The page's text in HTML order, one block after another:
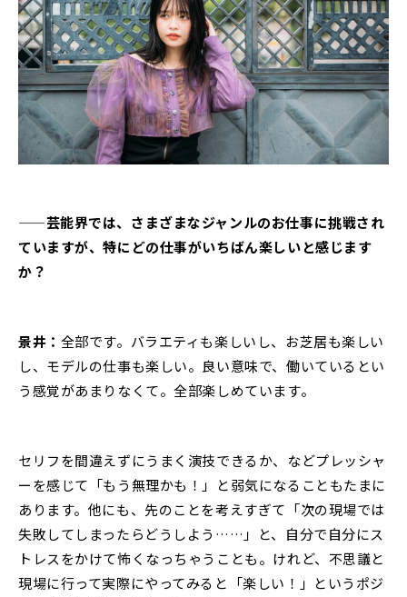
——芸能界では、さまざまなジャンルのお仕事に挑戦され
ていますが、特にどの仕事がいちばん楽しいと感じます
か？
景井： 全部です。バラエティも楽しいし、お芝居も楽しい
し、モデルの仕事も楽しい。良い意味で、働いているとい
う感覚があまりなくて。全部楽しめています。
セリフを間違えずにうまく演技できるか、などプレッシャ
ーを感じて「もう無理かも！」と弱気になることもたまに
あります。他にも、先のことを考えすぎて「次の現場では
失敗してしまったらどうしよう……」と、自分で自分にス
トレスをかけて怖くなっちゃうことも。けれど、不思議と
現場に行って実際にやってみると「楽しい！」というポジ